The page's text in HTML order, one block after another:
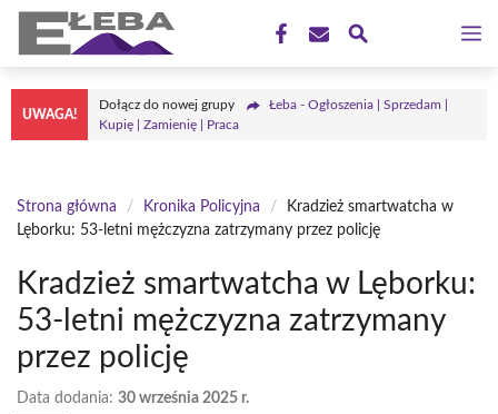
Przejdź
treści
UWAGA!
Dołącz do nowej grupy
Łeba - Ogłoszenia | Sprzedam |
Kupię | Zamienię | Praca
Strona główna / Kronika Policyjna /
Kradzież smartwatcha w
Lęborku: 53-letni mężczyzna zatrzymany przez policję
Kradzież smartwatcha w Lęborku:
53-letni mężczyzna zatrzymany
przez policję
Data dodania: 30 września 2025 r.